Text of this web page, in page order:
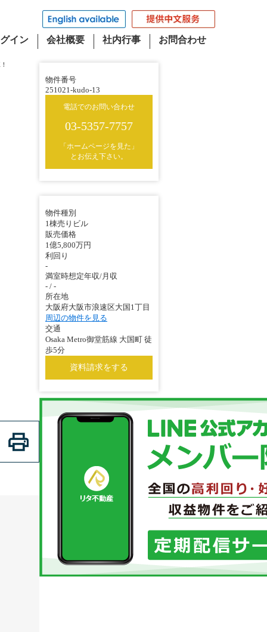
イン 会社概要 社内行事 お問合わせ
物件番号
251021-kudo-13
電話でのお問い合わせ
03-5357-7757
「ホームページを見た」
とお伝え下さい。
物件種別
1棟売りビル
販売価格
1億5,800万円
利回り
-
満室時想定年収/月収
- / -
所在地
大阪府大阪市浪速区大国1丁目
周辺の物件を見る
交通
Osaka Metro御堂筋線 大国町 徒
歩5分
資料請求をする